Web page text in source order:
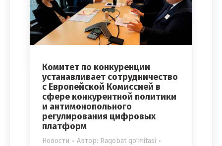
Комитет по конкуренции
устанавливает сотрудничество
с Европейской Комиссией в
сфере конкурентной политики
и антимонопольного
регулирования цифровых
платформ
Новости Автор: Raqobat qo'mitasi